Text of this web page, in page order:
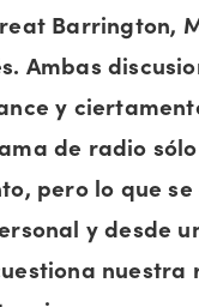
Barrington,
Ambas
y
de radio
pero lo que
y desde
nuestra